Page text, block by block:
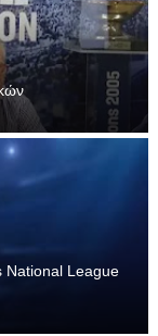
National League